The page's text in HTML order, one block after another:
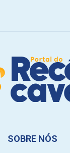
SOBRE NÓS